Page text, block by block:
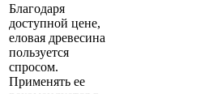
Благодаря
доступной цене,
еловая древесина
пользуется
спросом.
Применять ее